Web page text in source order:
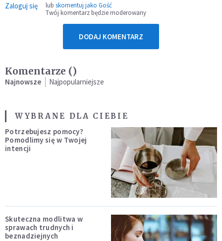
Zaloguj się lub skomentuj jako Gość
Twój komentarz będzie moderowany
DODAJ KOMENTARZ
Komentarze ()
Najnowsze Najpopularniejsze
WYBRANE DLA CIEBIE
Potrzebujesz pomocy?
Pomodlimy się w Twojej
intencji
Skuteczna modlitwa w
sprawach trudnych i
beznadziejnych